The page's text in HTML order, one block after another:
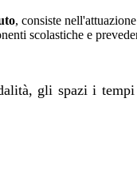
, consiste
scolastiche e
gli spazi i